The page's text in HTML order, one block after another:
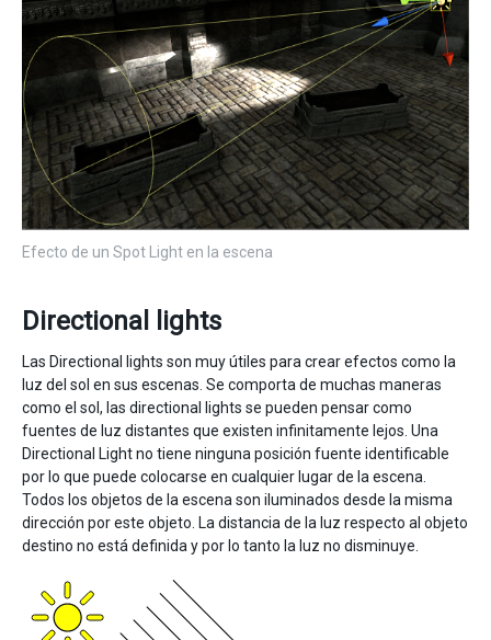
Efecto de un Spot Light en la escena
Directional lights
Las Directional lights son muy útiles para crear efectos como la
luz del sol en sus escenas. Se comporta de muchas maneras
como el sol, las directional lights se pueden pensar como
fuentes de luz distantes que existen infinitamente lejos. Una
Directional Light no tiene ninguna posición fuente identificable
por lo que puede colocarse en cualquier lugar de la escena.
Todos los objetos de la escena son iluminados desde la misma
dirección por este objeto. La distancia de la luz respecto al objeto
destino no está definida y por lo tanto la luz no disminuye.